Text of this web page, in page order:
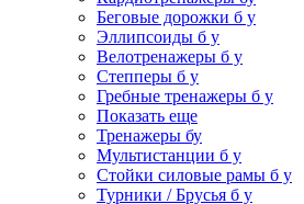
Беговые дорожки б у
Эллипсоиды б у
Велотренажеры б у
Степперы б у
Гребные тренажеры б у
Показать еще
Тренажеры бу
Мультистанции б у
Стойки силовые рамы б у
Турники / Брусья б у